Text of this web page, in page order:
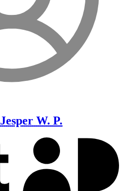
Jesper W. P.